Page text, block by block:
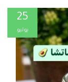
25
يوليو